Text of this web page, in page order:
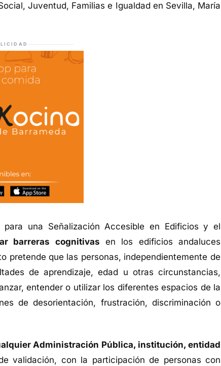
Juventud, Familias e Igualdad en Sevilla, María
una Señalización Accesible en Edificios y el
barreras cognitivas en los edificios andaluces
pretende que las personas, independientemente de
de aprendizaje, edad u otras circunstancias,
entender o utilizar los diferentes espacios de la
de desorientación, frustración, discriminación o
Administración Pública, institución, entidad
validación, con la participación de personas con